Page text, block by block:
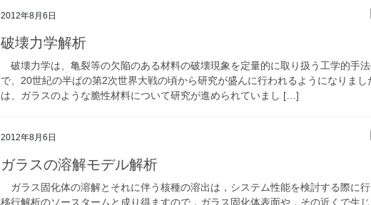
2012年8月6日
破壊力学解析
破壊力学は、亀裂等の欠陥のある材料の破壊現象を定量的に取り扱う工学的手
で、20世紀の半ばの第2次世界大戦の頃から研究が盛んに行われるようになりまし
は、ガラスのような脆性材料について研究が進められていまし […]
2012年8月6日
ガラスの溶解モデル解析
ガラス固化体の溶解とそれに伴う核種の溶出は，システム性能を検討する際に
移行解析のソースタームと成り得ますので，ガラス固化体表面や，その近くで生じ